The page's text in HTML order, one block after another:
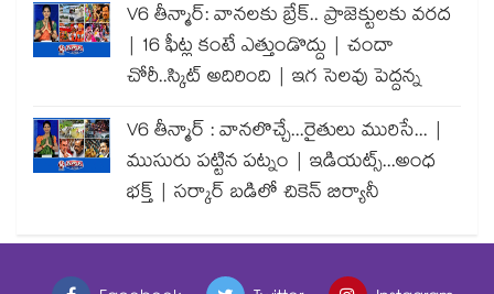
V6 తీన్మార్: వానలకు బ్రేక్.. ప్రాజెక్టులకు వరద
| 16 ఫీట్ల కంటే ఎత్తుండొద్దు | చందా
చోరీ..స్కిట్ అదిరింది | ఇగ సెలవు పెద్దన్న
V6 తీన్మార్ : వానలొచ్చే...రైతులు మురిసే... |
ముసురు పట్టిన పట్నం | ఇడియట్స్...అంధ
భక్త్ | సర్కార్ బడిలో చికెన్ బిర్యానీ